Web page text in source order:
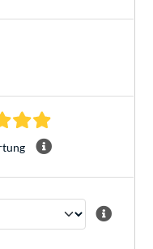
5.0 Sterne bei 1